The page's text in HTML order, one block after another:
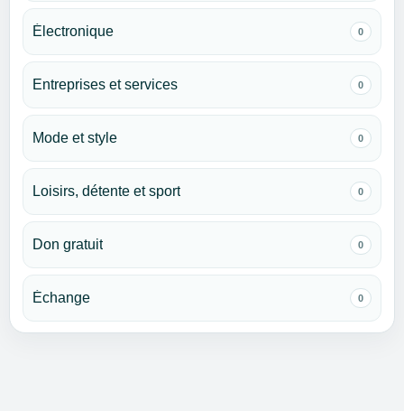
Électronique 0
Entreprises et services 0
Mode et style 0
Loisirs, détente et sport 0
Don gratuit 0
Échange 0